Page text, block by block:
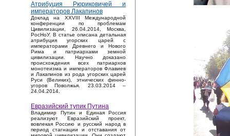
Атрибуция Рюриковичей и
императоров Лакапинов
Доклад на XXVIII Международной
конференции по проблемам
Цивилизации, 26.04.2014, Москва,
РосНоУ. В статье описана детальная
атрибуция угорских царей с
императорами Древнего и Нового
Рима и патриархами земной
цивилизации. Научно доказано
происхождения всех патриархов
монотеизма и императоров Флавиев
и Лакапинов из рода угорских царей
Руси (Великих), этнических финно-
угоров Поволжья. 23.03.2014 –
24.04.2014.
Евразийский тупик Путина
Владимир Путин и Единая Россия
реализуют Евразийский проект,
вовлекая Россию и русский народ в
период стагнации и отставания от